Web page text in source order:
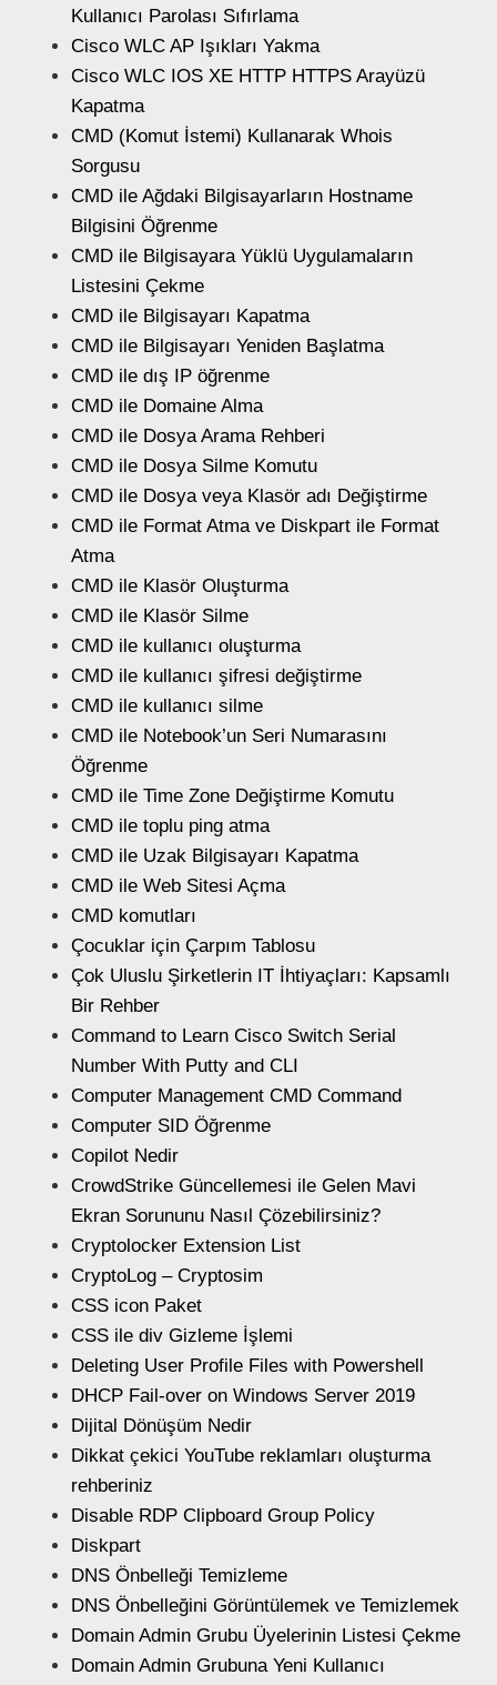
Kullanıcı Parolası Sıfırlama
Cisco WLC AP Işıkları Yakma
Cisco WLC IOS XE HTTP HTTPS Arayüzü
Kapatma
CMD (Komut İstemi) Kullanarak Whois
Sorgusu
CMD ile Ağdaki Bilgisayarların Hostname
Bilgisini Öğrenme
CMD ile Bilgisayara Yüklü Uygulamaların
Listesini Çekme
CMD ile Bilgisayarı Kapatma
CMD ile Bilgisayarı Yeniden Başlatma
CMD ile dış IP öğrenme
CMD ile Domaine Alma
CMD ile Dosya Arama Rehberi
CMD ile Dosya Silme Komutu
CMD ile Dosya veya Klasör adı Değiştirme
CMD ile Format Atma ve Diskpart ile Format
Atma
CMD ile Klasör Oluşturma
CMD ile Klasör Silme
CMD ile kullanıcı oluşturma
CMD ile kullanıcı şifresi değiştirme
CMD ile kullanıcı silme
CMD ile Notebook’un Seri Numarasını
Öğrenme
CMD ile Time Zone Değiştirme Komutu
CMD ile toplu ping atma
CMD ile Uzak Bilgisayarı Kapatma
CMD ile Web Sitesi Açma
CMD komutları
Çocuklar için Çarpım Tablosu
Çok Uluslu Şirketlerin IT İhtiyaçları: Kapsamlı
Bir Rehber
Command to Learn Cisco Switch Serial
Number With Putty and CLI
Computer Management CMD Command
Computer SID Öğrenme
Copilot Nedir
CrowdStrike Güncellemesi ile Gelen Mavi
Ekran Sorununu Nasıl Çözebilirsiniz?
Cryptolocker Extension List
CryptoLog – Cryptosim
CSS icon Paket
CSS ile div Gizleme İşlemi
Deleting User Profile Files with Powershell
DHCP Fail-over on Windows Server 2019
Dijital Dönüşüm Nedir
Dikkat çekici YouTube reklamları oluşturma
rehberiniz
Disable RDP Clipboard Group Policy
Diskpart
DNS Önbelleği Temizleme
DNS Önbelleğini Görüntülemek ve Temizlemek
Domain Admin Grubu Üyelerinin Listesi Çekme
Domain Admin Grubuna Yeni Kullanıcı